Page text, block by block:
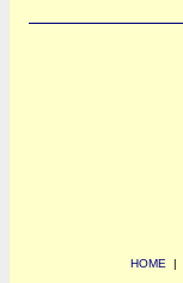
HOME |